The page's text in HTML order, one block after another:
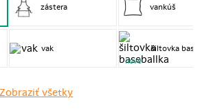
zástera
vak
vankúš
šiltovka
nové
Zobraziť všetky